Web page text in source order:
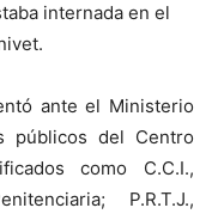
internada en el
ante el Ministerio
públicos del Centro
como C.C.I.,
P.R.T.J.,